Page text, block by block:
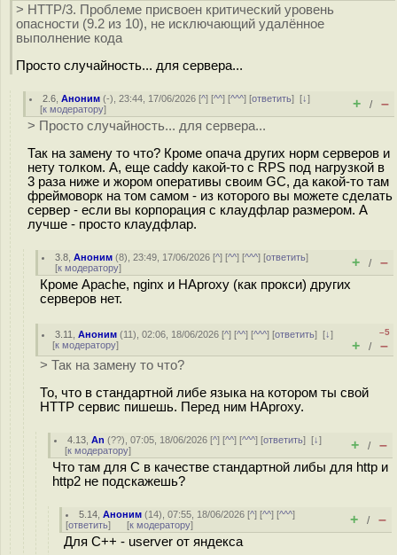
> HTTP/3. Проблеме присвоен критический уровень
опасности (9.2 из 10), не исключающий удалённое
выполнение кода
Просто случайность... для сервера...
2.6 ,Аноним (-), 23:44, 17/06/2026 [^] [^^] [^^^] [ответить][↓]
[к модератору] + / –
> Просто случайность... для сервера...
Так на замену то что? Кроме опача других норм серверов и
нету толком. А, еще caddy какой-то с RPS под нагрузкой в
3 раза ниже и жором оперативы своим GC, да какой-то там
фреймоворк на том самом - из которого вы можете сделать
сервер - если вы корпорация с клаудфлар размером. А
лучше - просто клаудфлар.
3.8 ,Аноним (8), 23:49, 17/06/2026 [^] [^^] [^^^] [ответить]
[к модератору] + / –
Кроме Apache, nginx и HAproxy (как прокси) других
серверов нет.
3.11 ,Аноним (11), 02:06, 18/06/2026 [^] [^^] [^^^] [ответить][↓]
[к модератору]
–5
+ / –
> Так на замену то что?
То, что в стандартной либе языка на котором ты свой
HTTP сервис пишешь. Перед ним HAproxy.
4.13 ,An (??), 07:05, 18/06/2026 [^] [^^] [^^^] [ответить][↓]
[к модератору] + / –
Что там для C в качестве стандартной либы для http и
http2 не подскажешь?
5.14 ,Аноним (14), 07:55, 18/06/2026 [^] [^^] [^^^]
[ответить] [к модератору] + / –
Для C++ - userver от яндекса